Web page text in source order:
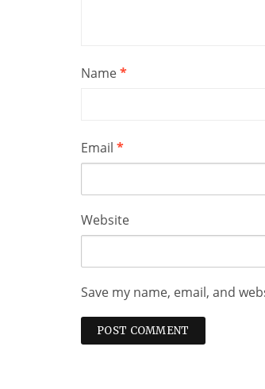
Name*
Email *
Website
Save my name, email, and